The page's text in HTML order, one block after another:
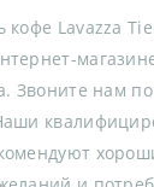
кофе Lavazza
Звоните нам